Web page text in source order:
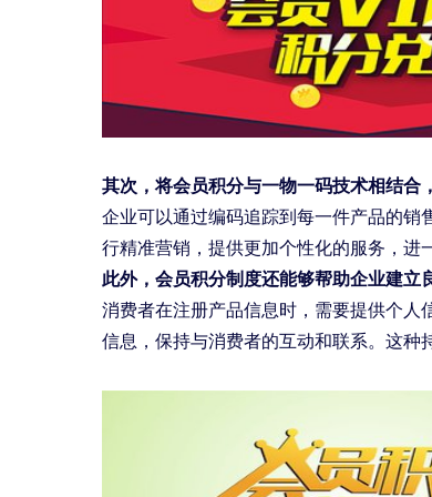
其次，将会员积分与一物一码技术相结合
企业可以通过编码追踪到每一件产品的销
行精准营销，提供更加个性化的服务，进
此外，会员积分制度还能够帮助企业建立
消费者在注册产品信息时，需要提供个人
信息，保持与消费者的互动和联系。这种